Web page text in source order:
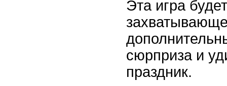
Эта игра
сюрприза и
праздник.